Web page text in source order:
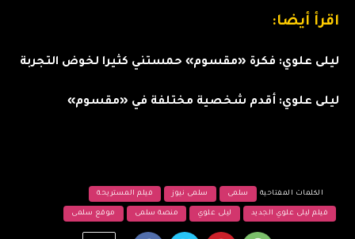
اقرأ أيضا:
ليلى علوي: فكرة «مقسوم» حمستني كثيرا لخوض التجربة
ليلى علوي: أقدم شخصية مختلفة في «مقسوم»
الكلمات المفتاحية سلمى سلمى نيوز فيلم المستريحة
فيلم ليلى علوي الجديد ليلى علوي منصة سلمى موقع سلمى